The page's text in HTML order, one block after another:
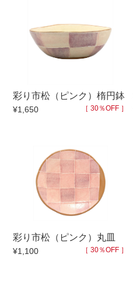
徳利・盃
そば徳利
子供食器
価格
500円未満
500円～
5,000円～9,999円
彩り市松（ピンク）楕円鉢
¥1,650 ［ 30％OFF ］
彩り市松（ピンク）丸皿
¥1,100 ［ 30％OFF ］